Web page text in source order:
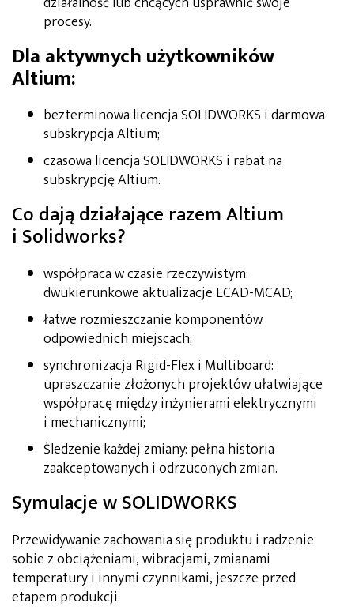
procesy.
Dla aktywnych użytkowników
Altium:
bezterminowa licencja SOLIDWORKS i darmowa
subskrypcja Altium;
czasowa licencja SOLIDWORKS i rabat na
subskrypcję Altium.
Co dają działające razem Altium
i Solidworks?
współpraca w czasie rzeczywistym:
dwukierunkowe aktualizacje ECAD-MCAD;
łatwe rozmieszczanie komponentów
odpowiednich miejscach;
synchronizacja Rigid-Flex i Multiboard:
upraszczanie złożonych projektów ułatwiające
współpracę między inżynierami elektrycznymi
i mechanicznymi;
Śledzenie każdej zmiany: pełna historia
zaakceptowanych i odrzuconych zmian.
Symulacje w SOLIDWORKS
Przewidywanie zachowania się produktu i radzenie
sobie z obciążeniami, wibracjami, zmianami
temperatury i innymi czynnikami, jeszcze przed
etapem produkcji.